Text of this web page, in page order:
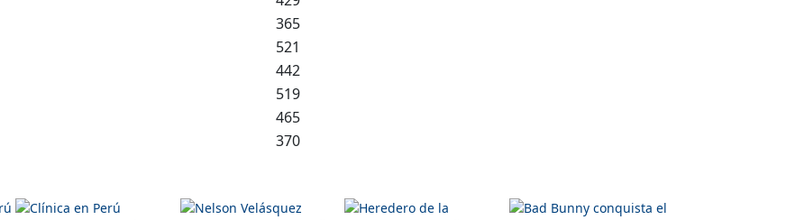
365
521
442
519
465
370